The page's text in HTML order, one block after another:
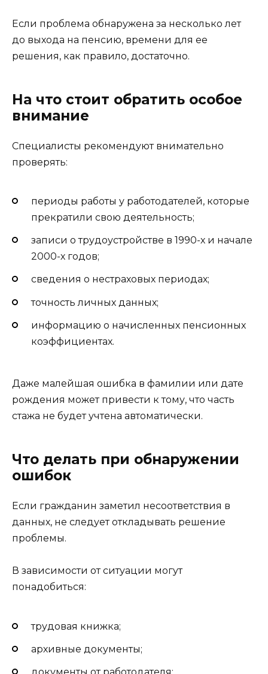
Если проблема обнаружена за несколько лет
до выхода на пенсию, времени для ее
решения, как правило, достаточно.
На что стоит обратить особое
внимание
Специалисты рекомендуют внимательно
проверять:
периоды работы у работодателей, которые
прекратили свою деятельность;
записи о трудоустройстве в 1990-х и начале
2000-х годов;
сведения о нестраховых периодах;
точность личных данных;
информацию о начисленных пенсионных
коэффициентах.
Даже малейшая ошибка в фамилии или дате
рождения может привести к тому, что часть
стажа не будет учтена автоматически.
Что делать при обнаружении
ошибок
Если гражданин заметил несоответствия в
данных, не следует откладывать решение
проблемы.
В зависимости от ситуации могут
понадобиться:
трудовая книжка;
архивные документы;